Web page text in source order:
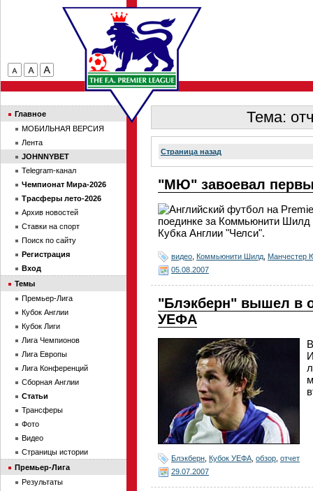
Тема:
Страница назад
"МЮ" завоевал
поединке за Коммьюнити Шилд
Кубка Англии "Челси".
видео Коммьюнити Шилд Манчестер
05.08.2007
"Блэкберн" вышел в
УЕФА
Блэкберн Кубок УЕФА обзор отчет
29.07.2007
Главное
МОБИЛЬНАЯ ВЕРСИЯ
Лента
JOHNNYBET
Telegram-канал
Чемпионат Мира-2026
Трасферы лето-2026
Архив новостей
Ставки на спорт
Поиск по сайту
Регистрация
Вход
Темы
Премьер-Лига
Кубок Англии
Кубок Лиги
Лига Чемпионов
Лига Европы
Лига Конференций
Сборная Англии
Статьи
Трансферы
Фото
Видео
Страницы истории
Премьер-Лига
Результаты